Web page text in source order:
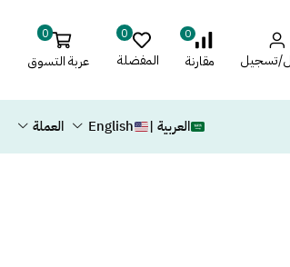
تسجيل
0
مقارنة
0
المفضلة
0
عربة التسوق
العربية | English العملة